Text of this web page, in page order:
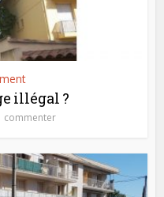
illégal ?
commenter